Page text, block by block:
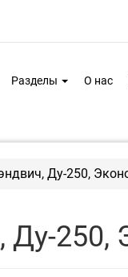
Разделы О нас
Ду-250,
Ду-250,